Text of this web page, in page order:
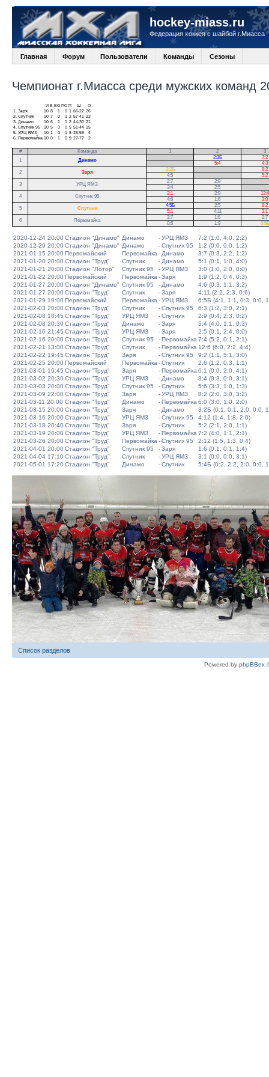
hockey-miass.ru
Федерация хоккея с шайбой г.Миасса
Главная Форум Пользователи Команды Сезоны
Чемпионат г.Миасса среди мужских команд
И В ВО ПО П
О
1.
Заря 10 8 1 0 1 66-22 26
2. Спутник 10 7 0 1 2 57-41
22
3.
Динамо 10 6 1 1 2 44-30 21
4. Спутник 95 10 5 0 0 5 51-44 15
5. УРЦ ЯМЗ 10 1 0 1 8 28-59
4
6.
Первомайка 10 0 1 0 9 27-77 2
# Команда 1 2
3
1
Динамо
2:3Б
7:2
5:4
4:3
2
Заря
3:2Б
8:2
4:5
5:2
3
УРЦ ЯМЗ
2:7 2:8
3:4
2:5
4
Спутник 95
2:1 2:9
12:4
4:6
1:6
3:0
5
Спутник
4:5Б 2:5
9:2
5:1
4:11
3:1
6
Первомайка
3:7 1:6
2:7
0:6
1:9 6:5Б
2020-12-24 20:00Стадион "Динамо" Динамо -УРЦ ЯМЗ
7:2 (1:0, 4:0, 2:2)
2020-12-29 20:00Стадион "Динамо" Динамо -Спутник 95
1:2 (0:0, 0:0, 1:2)
2021-01-15 20:00Первомайский Первомайка - Динамо
3:7 (0:3, 2:2, 1:2)
2021-01-20 20:00Стадион "Труд" Спутник - Динамо
5:1 (0:1, 1:0, 4:0)
2021-01-21 20:00Стадион "Лотор" Спутник 95 -УРЦ ЯМЗ
3:0 (1:0, 2:0, 0:0)
2021-01-22 20:00Первомайский Первомайка -Заря
1:9 (1:2, 0:4, 0:3)
2021-01-27 20:00Стадион "Динамо" Спутник 95 - Динамо
4:6 (0:3, 1:1, 3:2)
2021-01-27 20:00Стадион "Труд" Спутник -Заря
4:11 (2:2, 2:3, 0:6)
2021-01-29 19:00Первомайский Первомайка -УРЦ ЯМЗ
6:5Б (4:1, 1:1, 0:3, 0:0,
2021-02-03 20:00Стадион "Труд" Спутник -Спутник 95
6:3 (1:2, 3:0, 2:1)
2021-02-08 18:45 Стадион "Труд" УРЦ ЯМЗ -Спутник
2:9 (0:4, 2:3, 0:2)
2021-02-08 20:30Стадион "Труд" Динамо -Заря
5:4 (4:0, 1:1, 0:3)
2021-02-16 21:45 Стадион "Труд" УРЦ ЯМЗ -Заря
2:5 (0:1, 2:4, 0:0)
2021-02-16 20:00Стадион "Труд" Спутник 95 -Первомайка 7:4 (5:2, 0:1, 2:1)
2021-02-21 13:00Стадион "Труд" Спутник -Первомайка 12:6 (6:0, 2:2, 4:4)
2021-02-22 19:45 Стадион "Труд" Заря -Спутник 95
9:2 (1:1, 5:1, 3:0)
2021-02-25 20:00Первомайский Первомайка -Спутник
2:6 (1:2, 0:3, 1:1)
2021-03-01 19:45 Стадион "Труд" Заря -Первомайка 6:1 (0:0, 2:0, 4:1)
2021-03-02 20:30Стадион "Труд" УРЦ ЯМЗ - Динамо
3:4 (0:3, 0:0, 3:1)
2021-03-03 20:00Стадион "Труд" Спутник 95 -Спутник
5:6 (3:3, 1:0, 1:3)
2021-03-09 22:00Стадион "Труд" Заря -УРЦ ЯМЗ
8:2 (2:0, 3:0, 3:2)
2021-03-11 20:00 Стадион "Труд" Динамо -Первомайка 6:0 (3:0, 1:0, 2:0)
2021-03-15 20:00Стадион "Труд" Заря - Динамо
3:2Б (0:1, 0:1, 2:0, 0:0,
2021-03-16 20:00Стадион "Труд" УРЦ ЯМЗ -Спутник 95
4:12 (1:4, 1:8, 2:0)
2021-03-18 20:40Стадион "Труд" Заря -Спутник
5:2 (2:1, 2:0, 1:1)
2021-03-19 20:00Стадион "Труд" УРЦ ЯМЗ -Первомайка 7:2 (4:0, 1:1, 2:1)
2021-03-26 20:00Стадион "Труд" Первомайка -Спутник 95
2:12 (1:5, 1:3, 0:4)
2021-04-01 20:00Стадион "Труд" Спутник 95 -Заря
1:6 (0:1, 0:1, 1:4)
2021-04-04 17:10Стадион "Труд" Спутник -УРЦ ЯМЗ
3:1 (0:0, 0:0, 3:1)
2021-05-01 17:20Стадион "Труд" Динамо -Спутник 5:4Б (0:2, 2:2, 2:0, 0:0,
Список разделов
Powered by phpBBex